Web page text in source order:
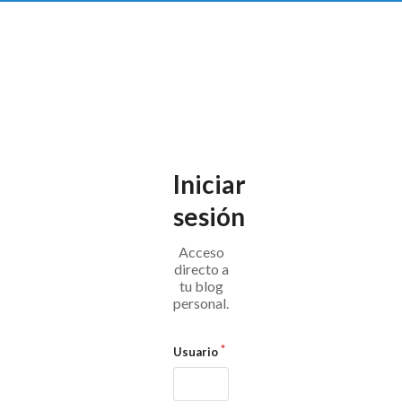
Iniciar
sesión
Acceso
directo a
tu blog
personal.
Usuario